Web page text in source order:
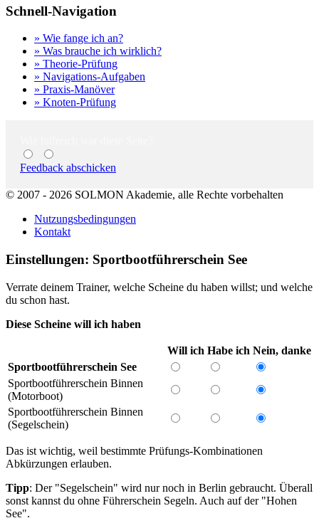
Schnell-Navigation
» Wie fange ich an?
» Was brauche ich wirklich?
» Theorie-Prüfung
» Navigations-Aufgaben
» Praxis-Manöver
» Knoten-Prüfung
Feedback abschicken
© 2007 - 2026 SOLMON Akademie, alle Rechte vorbehalten
Nutzungsbedingungen
Kontakt
Einstellungen: Sportbootführerschein See
Verrate deinem Trainer, welche Scheine du haben willst; und welche
du schon hast.
Diese Scheine will ich haben
Will ich Habe ich Nein, danke
Sportbootführerschein See
Sportbootführerschein Binnen
(Motorboot)
Sportbootführerschein Binnen
(Segelschein)
Das ist wichtig, weil bestimmte Prüfungs-Kombinationen
Abkürzungen erlauben.
Tipp: Der "Segelschein" wird nur noch in Berlin gebraucht. Überall
sonst kannst du ohne Führerschein Segeln. Auch auf der "Hohen
See".